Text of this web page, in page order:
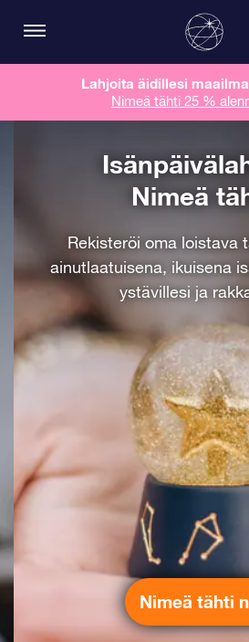
Lahjoita äidillesi
Nimeä tähti 25 %
Nimeä
Rekisteröi oma loistava
ainutlaatuisena, ikuisena
ystävillesi ja
Nimeä tähti